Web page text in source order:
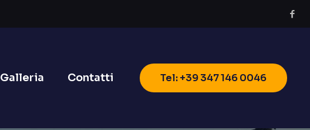
Galleria Contatti Tel: +39 347 146 0046